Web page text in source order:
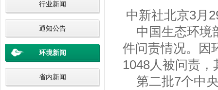
行业新闻
通知公告
环境新闻
省内新闻
中新社北京3月
中国生态环境
件问责情况。因
1048人被问责
第二批7个中